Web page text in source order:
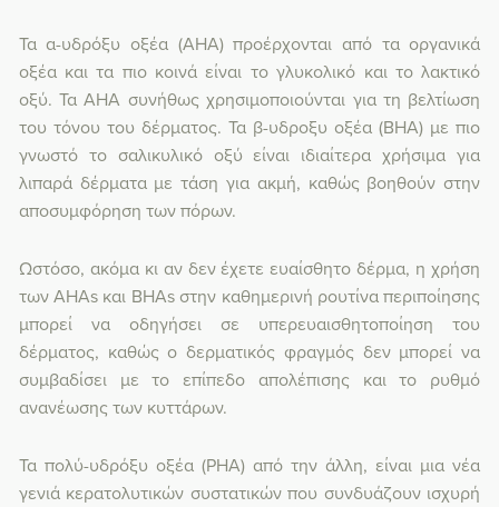
Τα α-υδρόξυ οξέα (ΑΗΑ) προέρχονται από τα οργανικά
οξέα και τα πιο κοινά είναι το γλυκολικό και το λακτικό
οξύ. Τα AHA συνήθως χρησιμοποιούνται για τη βελτίωση
του τόνου του δέρματος. Τα β-υδροξυ οξέα (ΒΗΑ) με πιο
γνωστό το σαλικυλικό οξύ είναι ιδιαίτερα χρήσιμα για
λιπαρά δέρματα με τάση για ακμή, καθώς βοηθούν στην
αποσυμφόρηση των πόρων.
Ωστόσο, ακόμα κι αν δεν έχετε ευαίσθητο δέρμα, η χρήση
των AHAs και BHAs στην καθημερινή ρουτίνα περιποίησης
μπορεί να οδηγήσει σε υπερευαισθητοποίηση του
δέρματος, καθώς ο δερματικός φραγμός δεν μπορεί να
συμβαδίσει με το επίπεδο απολέπισης και το ρυθμό
ανανέωσης των κυττάρων.
Τα πολύ-υδρόξυ οξέα (PHA) από την άλλη, είναι μια νέα
γενιά κερατολυτικών συστατικών που συνδυάζουν ισχυρή